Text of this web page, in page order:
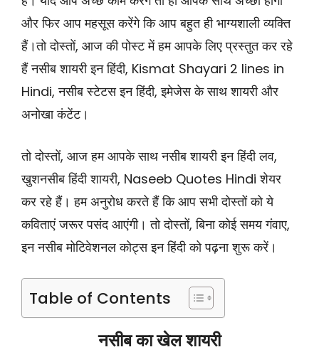
और फिर आप महसूस करेंगे कि आप बहुत ही भाग्यशाली व्यक्ति
हैं।तो दोस्तों, आज की पोस्ट में हम आपके लिए प्रस्तुत कर रहे
हैं नसीब शायरी इन हिंदी, Kismat Shayari 2 lines in
Hindi, नसीब स्टेटस इन हिंदी, इमेजेस के साथ शायरी और
अनोखा कंटेंट।
तो दोस्तों, आज हम आपके साथ नसीब शायरी इन हिंदी लव,
खुशनसीब हिंदी शायरी, Naseeb Quotes Hindi शेयर
कर रहे हैं। हम अनुरोध करते हैं कि आप सभी दोस्तों को ये
कविताएं जरूर पसंद आएंगी। तो दोस्तों, बिना कोई समय गंवाए,
इन नसीब मोटिवेशनल कोट्स इन हिंदी को पढ़ना शुरू करें।
Table of Contents
नसीब का खेल शायरी